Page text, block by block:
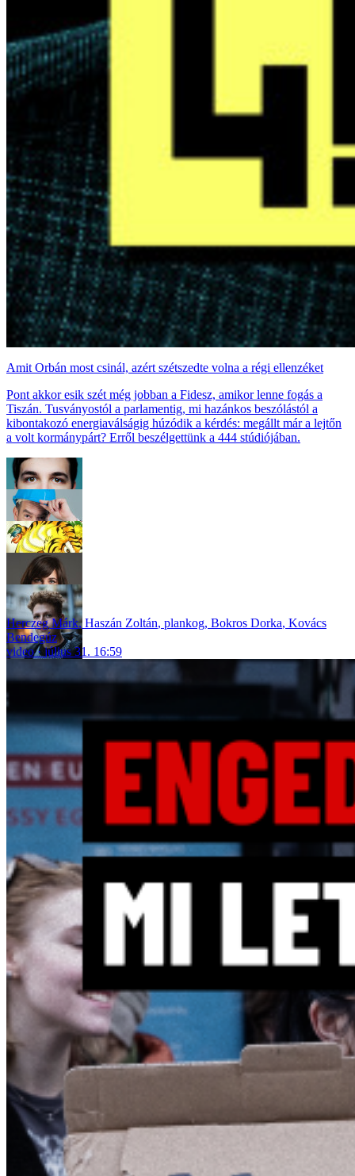
Amit Orbán most csinál, azért szétszedte volna a régi ellenzéket
Pont akkor esik szét még jobban a Fidesz, amikor lenne fogás a
Tiszán. Tusványostól a parlamentig, mi hazánkos beszólástól a
kibontakozó energiaválságig húzódik a kérdés: megállt már a lejtőn
a volt kormánypárt? Erről beszélgettünk a 444 stúdiójában.
Herczeg Márk,Haszán Zoltán, plankog, Bokros Dorka, Kovács
Bendegúz
video
július 31. 16:59